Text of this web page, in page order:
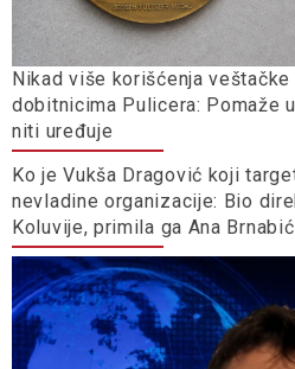
Nikad više korišćenja
dobitnicima Pulicera: Pomaže
niti uređuje
Ko je Vukša Dragović koji
nevladine organizacije: Bio
Koluvije, primila ga Ana Brnabić